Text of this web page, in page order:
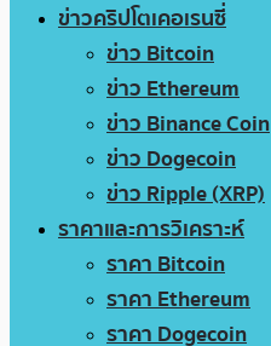
ข่าวคริปโตเคอเรนซี่
ข่าว Bitcoin
ข่าว Ethereum
ข่าว Binance Coin
ข่าว Dogecoin
ข่าว Ripple (XRP)
ราคาและการวิเคราะห์
ราคา Bitcoin
ราคา Ethereum
ราคา Dogecoin